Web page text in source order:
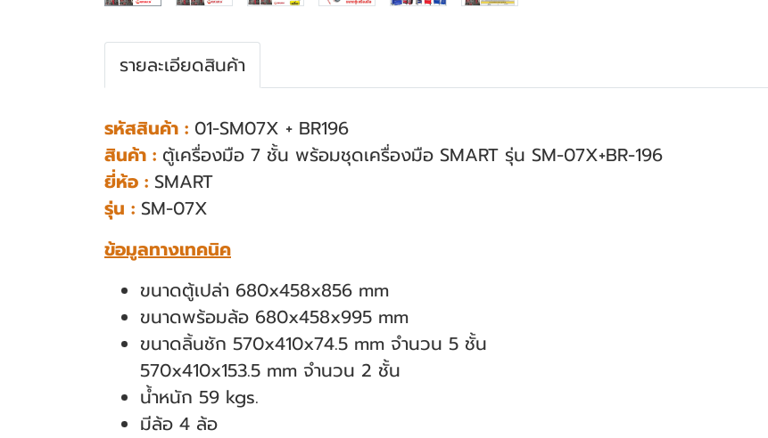
รายละเอียดสินค้า
รหัสสินค้า : 01-SM07X + BR196
สินค้า : ตู้เครื่องมือ 7 ชั้น พร้อมชุดเครื่องมือ SMART รุ่น SM-07X+BR-196
ยี่ห้อ : SMART
รุ่น : SM-07X
ข้อมูลทางเทคนิค
ขนาดตู้เปล่า 680x458x856 mm
ขนาดพร้อมล้อ 680x458x995 mm
ขนาดลิ้นชัก 570x410x74.5 mm จำนวน 5 ชั้น
570x410x153.5 mm จำนวน 2 ชั้น
น้ำหนัก 59 kgs.
มีล้อ 4 ล้อ